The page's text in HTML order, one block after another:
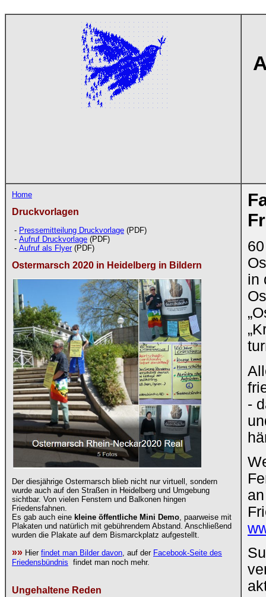
Home
Druckvorlagen
- Pressemitteilung Druckvorlage (PDF)
- Aufruf Druckvorlage (PDF)
- Aufruf als Flyer(PDF)
Ostermarsch 2020 in Heidelberg in Bildern
Der diesjährige Ostermarsch blieb nicht nur virtuell, sondern
wurde auch auf den Straßen in Heidelberg und Umgebung
sichtbar. Von vielen Fenstern und Balkonen hingen
Friedensfahnen.
Es gab auch eine kleine öffentliche Mini Demo , paarweise mit
Plakaten und natürlich mit gebührendem Abstand. Anschließend
wurden die Plakate auf dem Bismarckplatz aufgestellt.
»» Hier findet man Bilder davon , auf der Facebook-Seite des
Friedensbündnis findet man noch mehr.
Ungehaltene Reden
in
-